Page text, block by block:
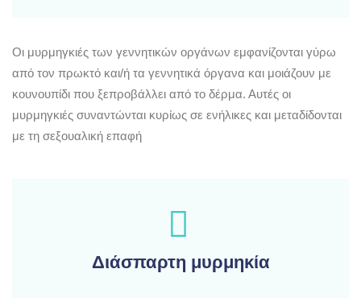
Οι μυρμηγκιές των γεννητικών οργάνων εμφανίζονται γύρω
από τον πρωκτό και/ή τα γεννητικά όργανα και μοιάζουν με
κουνουπίδι που ξεπροβάλλει από το δέρμα. Αυτές οι
μυρμηγκιές συναντώνται κυρίως σε ενήλικες και μεταδίδονται
με τη σεξουαλική επαφή
Διάσπαρτη μυρμηκία